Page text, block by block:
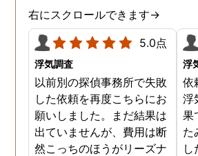
右にスクロールできます→
5.0点
浮気調査
以前別の探偵事務所で失敗
した依頼を再度こちらにお
願いしました。まだ結果は
出ていませんが、費用は断
然こっちのほうがリーズナ
浮
依
浮
果
た